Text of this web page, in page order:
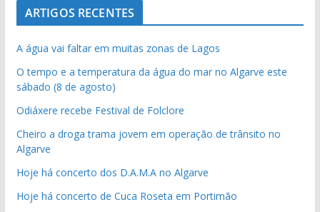
ARTIGOS RECENTES
A água vai faltar em muitas zonas de Lagos
O tempo e a temperatura da água do mar no Algarve este
sábado (8 de agosto)
Odiáxere recebe Festival de Folclore
Cheiro a droga trama jovem em operação de trânsito no
Algarve
Hoje há concerto dos D.A.M.A no Algarve
Hoje há concerto de Cuca Roseta em Portimão